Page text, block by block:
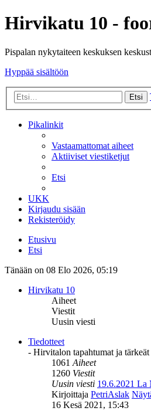
Hirvikatu 10 -
Pispalan nykytaiteen keskuksen
Hyppää sisältöön
Etsi
Pikalinkit
Vastaamattomat aiheet
Aktiiviset viestiketjut
Etsi
UKK
Kirjaudu sisään
Rekisteröidy
Etusivu
Etsi
Tänään on 08 Elo 2026, 05:19
Hirvikatu 10
Aiheet
Viestit
Uusin viesti
Tiedotteet
- Hirvitalon tapahtumat ja tärkeät
1061Aiheet
1260 Viestit
Uusin viesti 19.6.2021
Kirjoittaja PetriAslak
16 Kesä 2021, 15:43